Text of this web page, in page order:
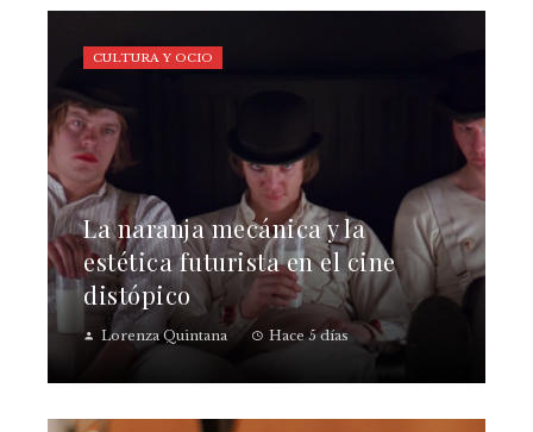
La naranja mecánica y la
estética futurista en el cine
distópico
Lorenza Quintana Hace 5 días
CULTURA Y OCIO